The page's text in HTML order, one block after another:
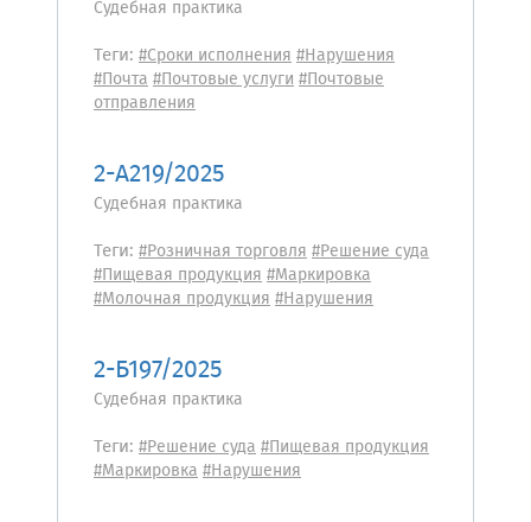
Судебная практика
Теги: #Сроки исполнения#Нарушения
#Почта#Почтовые услуги#Почтовые
отправления
2-А219/2025
Судебная практика
Теги: #Розничная торговля#Решение суда
#Пищевая продукция#Маркировка
#Молочная продукция#Нарушения
2-Б197/2025
Судебная практика
Теги: #Решение суда#Пищевая продукция
#Маркировка#Нарушения